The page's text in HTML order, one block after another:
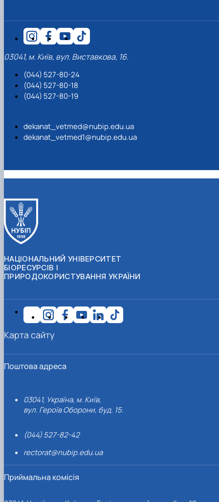
03041, м. Київ, вул. Виставкова, 16.
(044) 527-80-24
(044) 527-80-18
(044) 527-80-19
dekanat_vetmed@nubip.edu.ua
dekanat_vetmed1@nubip.edu.ua
НАЦІОНАЛЬНИЙ УНІВЕРСИТЕТ
БІОРЕСУРСІВ І
ПРИРОДОКОРИСТУВАННЯ УКРАЇНИ
Поштова адреса
03041, Україна, м. Київ,
вул. Героїв Оборони, буд. 15.
(044) 527-82-42
rectorat@nubip.edu.ua
Приймальна комісія
Карта сайту